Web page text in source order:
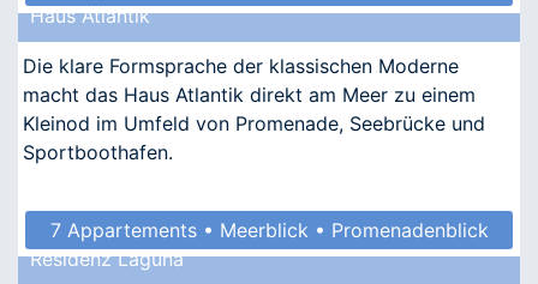
• Kindgerecht • Barrierefrei
Haus Atlantik
Die klare Formsprache der klassischen Moderne
macht das Haus Atlantik direkt am Meer zu einem
Kleinod im Umfeld von Promenade, Seebrücke und
Sportboothafen.
7 Appartements • Meerblick • Promenadenblick
• Kindgerecht • Allergikergeeignet
Residenz Laguna